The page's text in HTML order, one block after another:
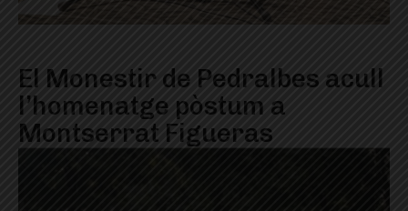
El Monestir de Pedralbes acull
l’homenatge pòstum a
Montserrat Figueras